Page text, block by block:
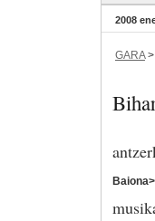
2008
GARA>